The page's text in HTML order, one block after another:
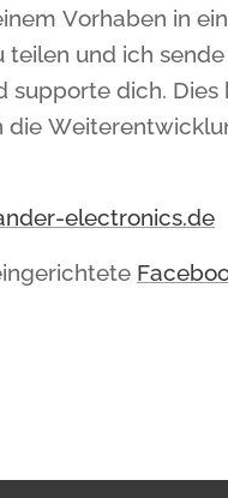
Vorhaben in
und ich
supporte dich.
electronics.de